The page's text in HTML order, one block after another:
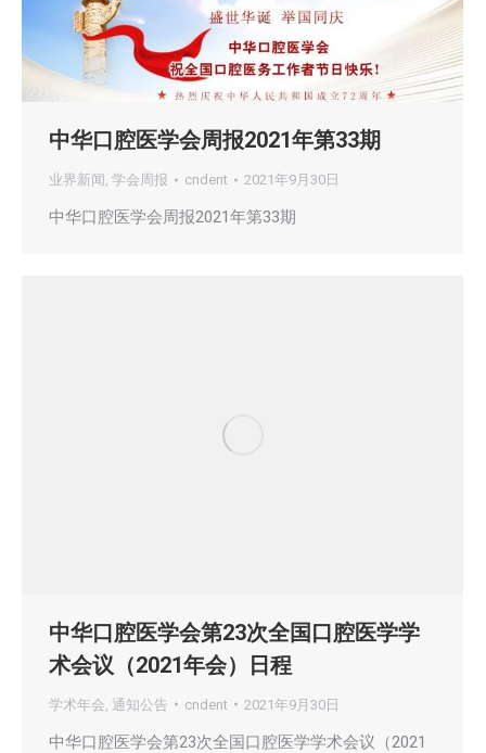
中华口腔医学会周报2021年第33期
业界新闻 , 学会周报 cndent 2021年9月30日
中华口腔医学会周报2021年第33期
中华口腔医学会第23次全国口腔医学学
术会议（2021年会）日程
学术年会 通知公告 cndent 2021年9月30日
中华口腔医学会第23次全国口腔医学学术会议（2021